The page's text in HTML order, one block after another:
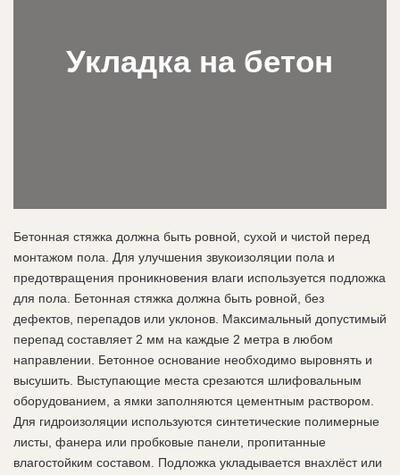
Укладка на бетон
Бетонная стяжка должна быть ровной, сухой и чистой перед
монтажом пола. Для улучшения звукоизоляции пола и
предотвращения проникновения влаги используется подложка
для пола. Бетонная стяжка должна быть ровной, без
дефектов, перепадов или уклонов. Максимальный допустимый
перепад составляет 2 мм на каждые 2 метра в любом
направлении. Бетонное основание необходимо выровнять и
высушить. Выступающие места срезаются шлифовальным
оборудованием, а ямки заполняются цементным раствором.
Для гидроизоляции используются синтетические полимерные
листы, фанера или пробковые панели, пропитанные
влагостойким составом. Подложка укладывается внахлёст или